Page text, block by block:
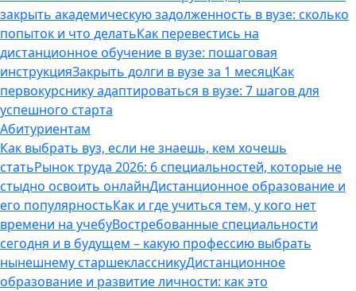
закрыть академическую задолженность в вузе: сколько
попыток и что делатьКак перевестись на
дистанционное обучение в вузе: пошаговая
инструкцияЗакрыть долги в вузе за 1 месяцКак
первокурснику адаптироваться в вузе: 7 шагов для
успешного старта
Абитуриентам
Как выбрать вуз, если не знаешь, кем хочешь
статьРынок труда 2026: 6 специальностей, которые не
стыдно освоить онлайнДистанционное образование и
его популярностьКак и где учиться тем, у кого нет
времени на учебуВостребованные специальности
сегодня и в будущем – какую профессию выбрать
нынешнему старшеклассникуДистанционное
образование и развитие личности: как это